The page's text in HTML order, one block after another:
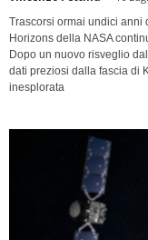
Trascorsi ormai undici anni
Horizons della NASA
Dopo un nuovo risveglio
dati preziosi dalla fascia di
inesplorata